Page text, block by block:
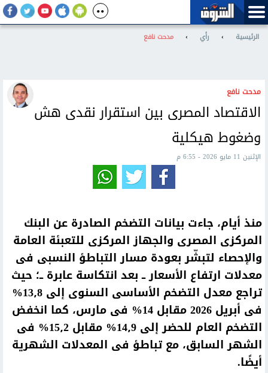
الرئيسية › رأي › مدحت نافع
مدحت نافع
الاقتصاد المصرى بين استقرار نقدى هش
وضغوط هيكلية
الإثنين 11 مايو 2026 - 6:55 م
منذ أيام، جاءت بيانات التضخم الصادرة عن البنك
المركزى المصرى والجهاز المركزى للتعبئة العامة
والإحصاء لتبشّر بعودة مسار التباطؤ النسبى فى
معدلات ارتفاع الأسعار ــ بعد انتكاسة عابرة ــ؛ حيث
تراجع معدل التضخم الأساسى السنوى إلى 13٫8%
فى أبريل 2026 مقابل 14% فى مارس، كما انخفض
التضخم العام للحضر إلى 14٫9% مقابل 15٫2% فى
الشهر السابق، مع تباطؤ فى المعدلات الشهرية
أيضًا.